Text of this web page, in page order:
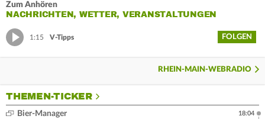
Zum Anhören
NACHRICHTEN, WETTER, VERANSTALTUNGEN
1:15 V-Tipps FOLGEN
RHEIN-MAIN-WEBRADIO
THEMEN-TICKER
Bier-Manager
18:04